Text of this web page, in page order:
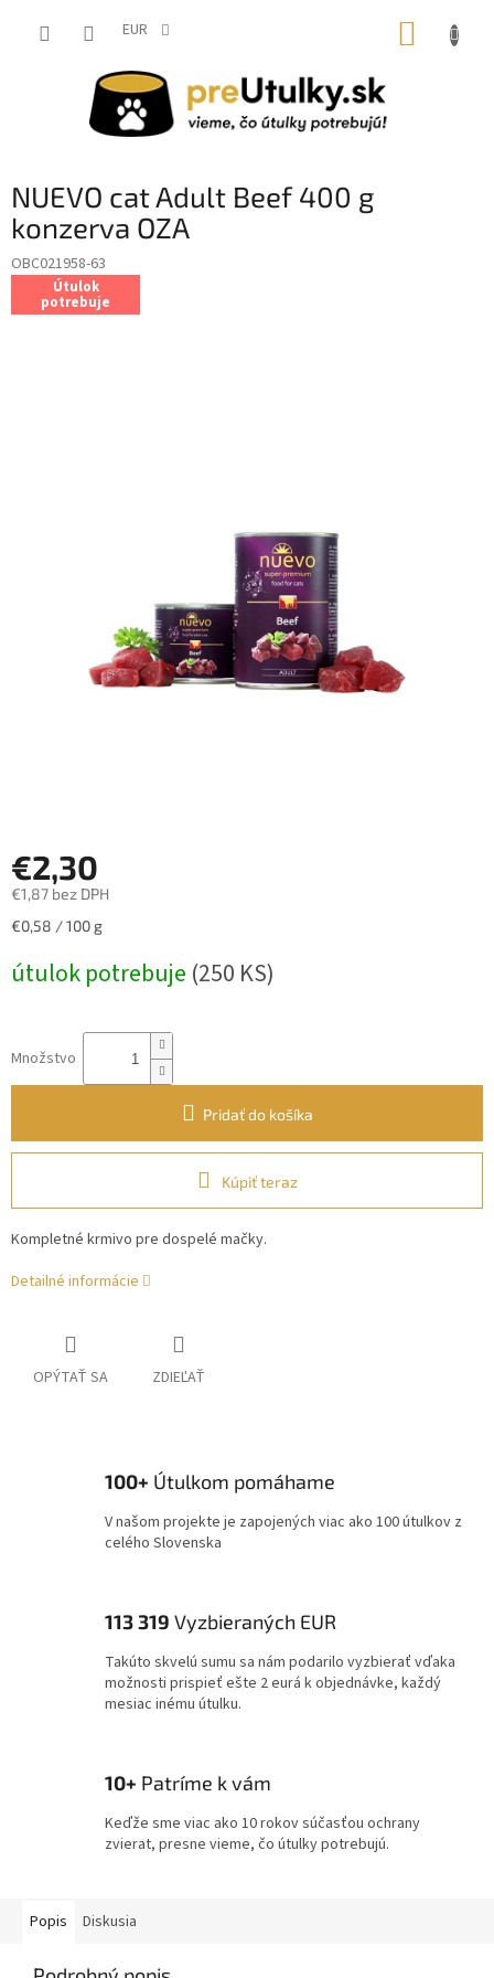
EUR
NUEVO cat Adult Beef 400 g
konzerva OZA
OBC021958-63
Útulok
potrebuje
€2,30
€1,87 bez DPH
Jednotková
€0,58 / 100 g
útulok potrebuje (250 KS)
Množstvo
Pridať do košíka
Kúpiť teraz
Kompletné krmivo pre dospelé mačky.
Detailné informácie
OPÝTAŤ SA ZDIEĽAŤ
100+ Útulkom pomáhame
V našom projekte je zapojených viac ako 100 útulkov z
celého Slovenska
113 319 Vyzbieraných EUR
Takúto skvelú sumu sa nám podarilo vyzbierať vďaka
možnosti prispieť ešte 2 eurá k objednávke, každý
mesiac inému útulku.
10+ Patríme k vám
Keďže sme viac ako 10 rokov súčasťou ochrany
zvierat, presne vieme, čo útulky potrebujú.
Popis Diskusia